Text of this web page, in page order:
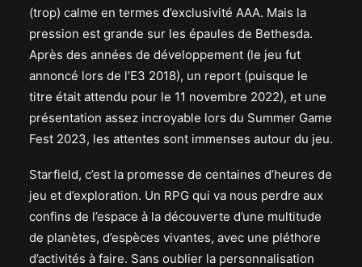
(trop) calme en termes d’exclusivité AAA. Mais la
pression est grande sur les épaules de Bethesda.
Après des années de développement (le jeu fut
annoncé lors de l’E3 2018), un report (puisque le
titre était attendu pour le 11 novembre 2022), et une
présentation assez incroyable lors du Summer Game
Fest 2023, les attentes sont immenses autour du jeu.
Starfield, c’est la promesse de centaines d’heures de
jeu et d’exploration. Un RPG qui va nous perdre aux
confins de l’espace à la découverte d’une multitude
de planètes, d’espèces vivantes, avec une pléthore
d’activités à faire. Sans oublier la personnalisation